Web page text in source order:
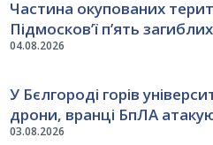
04.08.2026
Частина окупованих
Підмосков’ї п’ять загиблих
03.08.2026
У Бєлгороді горів
дрони, вранці БпЛА